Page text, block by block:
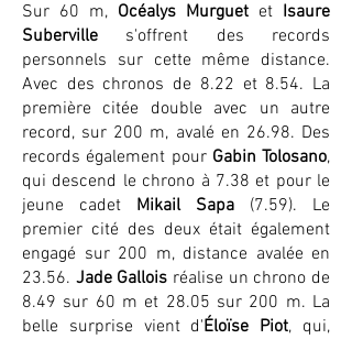
Sur 60 m, Océalys Murguet et Isaure
Suberville s'offrent des records
personnels sur cette même distance.
Avec des chronos de 8.22 et 8.54. La
première citée double avec un autre
record, sur 200 m, avalé en 26.98. Des
records également pour Gabin Tolosano,
qui descend le chrono à 7.38 et pour le
jeune cadet Mikail Sapa (7.59). Le
premier cité des deux était également
engagé sur 200 m, distance avalée en
23.56. Jade Gallois réalise un chrono de
8.49 sur 60 m et 28.05 sur 200 m. La
belle surprise vient d'Éloïse Piot, qui,